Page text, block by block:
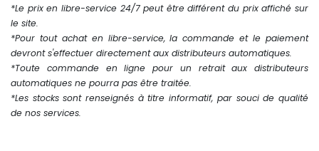
*Le prix en libre-service 24/7 peut être différent du prix affiché sur
le site.
*Pour tout achat en libre-service, la commande et le paiement
devront s'effectuer directement aux distributeurs automatiques.
*Toute commande en ligne pour un retrait aux distributeurs
automatiques ne pourra pas être traitée.
*Les stocks sont renseignés à titre informatif, par souci de qualité
de nos services.